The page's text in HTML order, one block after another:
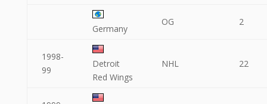
Germany
OG 2
1998-
99
Detroit
Red Wings
NHL 22